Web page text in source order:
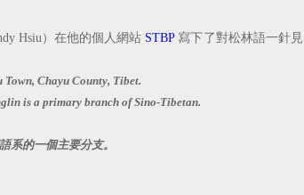
Hsiu）在他的個人網站 STBP寫下了對松林語一針見
Chayu County, Tibet.
is a primary branch of Sino-Tibetan.
系的一個主要分支。